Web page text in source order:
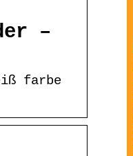
–
farbe